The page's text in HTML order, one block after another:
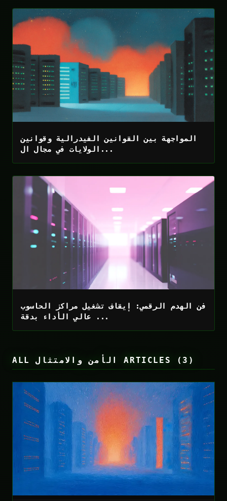
المواجهة بين القوانين الفيدرالية وقوانين
الولايات في مجال ال...
فن الهدم الرقمي: إيقاف تشغيل مراكز الحاسوب
عالي الأداء بدقة ...
ALL الأمن والامتثال ARTICLES (3)